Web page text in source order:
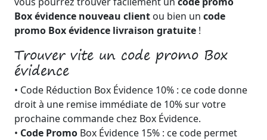
Box évidence nouveau client ou bien un code
promo Box évidence livraison gratuite !
Trouver vite un code promo Box
évidence
• Code Réduction Box Évidence 10% : ce code donne
droit à une remise immédiate de 10% sur votre
prochaine commande chez Box Évidence.
• Code Promo Box Évidence 15% : ce code permet